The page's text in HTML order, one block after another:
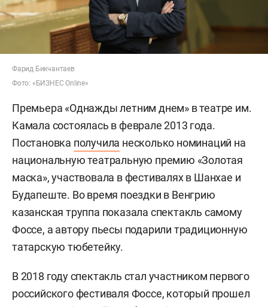
Фарид Бикчантаев
Фото: «БИЗНЕС Online»
Премьера «Однажды летним днем» в театре им.
Камала состоялась в феврале 2013 года.
Постановка получила несколько номинаций на
национальную театральную премию «Золотая
маска», участвовала в фестивалях в Шанхае и
Будапеште. Во время поездки в Венгрию
казанская труппа показала спектакль самому
Фоссе, а автору пьесы подарили традиционную
татарскую тюбетейку.
В 2018 году спектакль стал участником первого
российского фестиваля Фоссе, который прошел